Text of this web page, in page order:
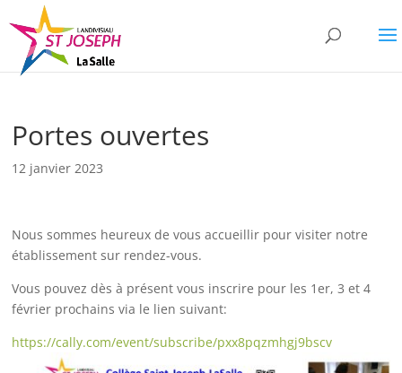
Portes ouvertes
12 janvier 2023
Nous sommes heureux de vous accueillir pour visiter notre
établissement sur rendez-vous.
Vous pouvez dès à présent vous inscrire pour les 1er, 3 et 4
février prochains via le lien suivant:
https://cally.com/event/subscribe/pxx8pqzmhgj9bscv